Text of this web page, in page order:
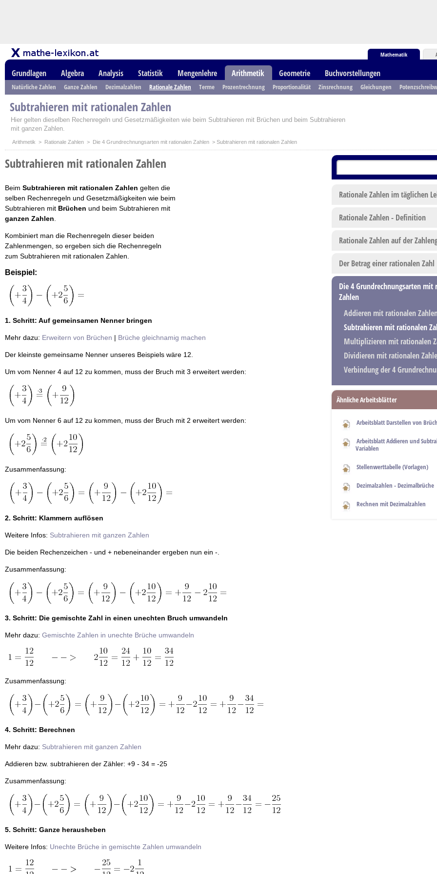
Mathematik
Grundlagen Algebra Analysis Statistik Mengenlehre Arithmetik Geometrie Buchvorstellungen
Natürliche Zahlen Ganze Zahlen Dezimalzahlen Rationale Zahlen Terme Prozentrechnung Proportionalität Zinsrechnung Gleichungen
Subtrahieren mit rationalen Zahlen
Hier gelten dieselben Rechenregeln und Gesetzmäßigkeiten wie beim Subtrahieren mit Brüchen und beim Subtrahieren
mit ganzen Zahlen.
Arithmetik > Rationale Zahlen > Die 4 Grundrechnungsarten mit rationalen Zahlen > Subtrahieren mit rationalen Zahlen
Subtrahieren mit rationalen Zahlen
Beim Subtrahieren mit rationalen Zahlen gelten die
selben Rechenregeln und Gesetzmäßigkeiten wie beim
Subtrahieren mit Brüchen und beim Subtrahieren mit
ganzen Zahlen
Kombiniert man die Rechenregeln dieser beiden
Zahlenmengen, so ergeben sich die Rechenregeln
zum Subtrahieren mit rationalen Zahlen.
Beispiel:
1. Schritt: Auf gemeinsamen Nenner bringen
Mehr dazu: Erweitern von Brüchen | Brüche gleichnamig machen
Der kleinste gemeinsame Nenner unseres Beispiels wäre 12.
Um vom Nenner 4 auf 12 zu kommen, muss der Bruch mit 3 erweitert werden:
Um vom Nenner 6 auf 12 zu kommen, muss der Bruch mit 2 erweitert werden:
Zusammenfassung:
2. Schritt: Klammern auflösen
Weitere Infos: Subtrahieren mit ganzen Zahlen
Die beiden Rechenzeichen - und + nebeneinander ergeben nun ein -.
Zusammenfassung:
3. Schritt: Die gemischte Zahl in einen unechten Bruch umwandeln
Mehr dazu: Gemischte Zahlen in unechte Brüche umwandeln
Zusammenfassung:
4. Schritt: Berechnen
Mehr dazu: Subtrahieren mit ganzen Zahlen
Addieren bzw. subtrahieren der Zähler: +9 - 34 = -25
Zusammenfassung:
5. Schritt: Ganze herausheben
Weitere Infos: Unechte Brüche in gemischte Zahlen umwandeln
Rationale Zahlen im täglichen
Rationale Zahlen - Definition
Rationale Zahlen auf der
Der Betrag einer rationalen Zahl
Die 4 Grundrechnungsarten mit
Zahlen
Addieren mit rationalen
Subtrahieren mit rationalen
Multiplizieren mit rationalen
Dividieren mit rationalen
Verbindung der 4
Ähnliche Arbeitsblätter
Arbeitsblatt Darstellen von
Arbeitsblatt Addieren und
Variablen
Stellenwerttabelle (Vorlagen)
Dezimalzahlen - Dezimalbrüche
Rechnen mit Dezimalzahlen